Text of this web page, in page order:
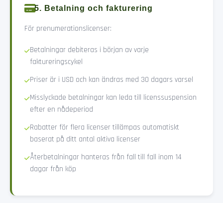
5. Betalning och fakturering
För prenumerationslicenser:
Betalningar debiteras i början av varje
faktureringscykel
Priser är i USD och kan ändras med 30 dagars varsel
Misslyckade betalningar kan leda till licenssuspension
efter en nådeperiod
Rabatter för flera licenser tillämpas automatiskt
baserat på ditt antal aktiva licenser
Återbetalningar hanteras från fall till fall inom 14
dagar från köp